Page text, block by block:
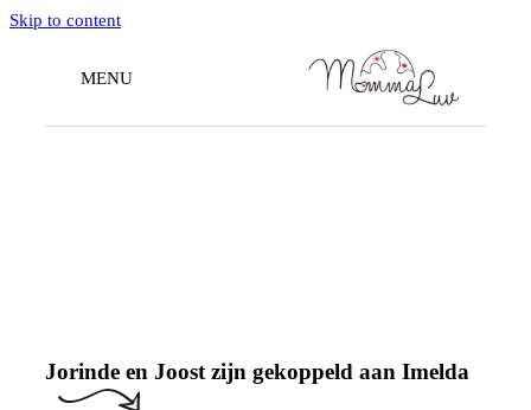
Skip to content
MENU
Jorinde en Joost zijn gekoppeld aan Imelda